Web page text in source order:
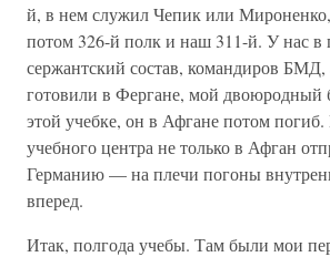
й, в нем служил Чепик или
потом 326-й полк и наш 311-й. У нас в
сержантский состав, командиров БМД,
готовили в Фергане, мой двоюродный
этой учебке, он в Афгане потом
учебного центра не только в Афган
Германию — на плечи погоны
вперед.
Итак, полгода учебы. Там были мои